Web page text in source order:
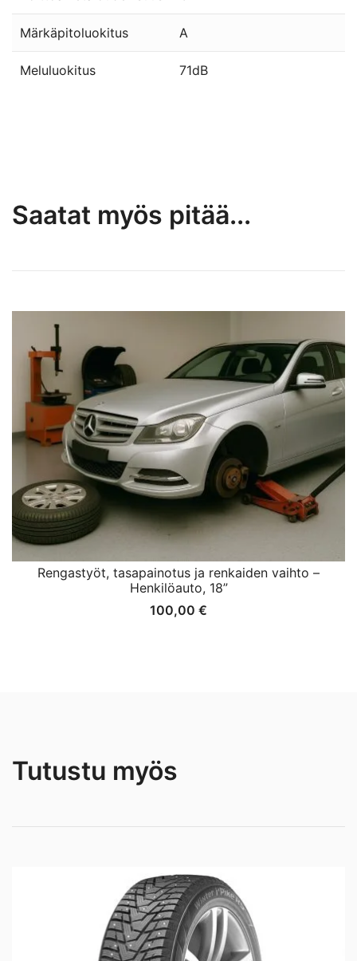
Märkäpitoluokitus A
Meluluokitus 71dB
Saatat myös pitää...
Rengastyöt, tasapainotus ja renkaiden vaihto –
Henkilöauto, 18”
100,00 €
Tutustu myös